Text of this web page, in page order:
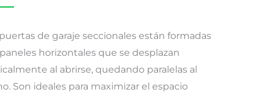
de garaje seccionales están formadas
horizontales que se desplazan
al abrirse, quedando paralelas al
Son ideales para maximizar el espacio